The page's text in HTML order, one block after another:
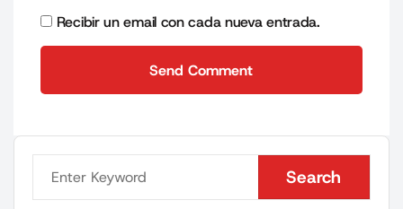
Recibir un email con cada nueva entrada.
Send Comment
Search
Search